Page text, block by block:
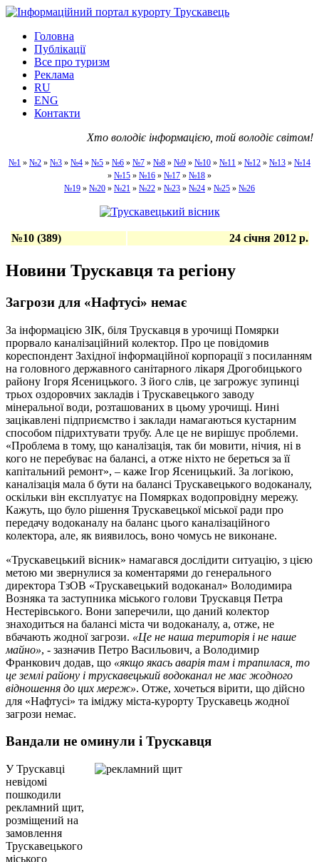
Головна
Публікації
Все про туризм
Реклама
RU
ENG
Контакти
Хто володіє інформацією, той володіє світом!
№1 » №2 » №3 » №4 » №5 » №6 » №7 » №8 » №9 » №10 » №11 » №12 » №13 » №14
» №15 » №16 » №17 » №18 »
№19 » №20 » №21 » №22 » №23 » №24 » №25 » №26
№10 (389) 24 січня 2012 р.
Новини Трускавця та регіону
Загрози для «Нафтусі» немає
За інформацією ЗІК, біля Трускавця в урочищі Помярки
прорвало каналізаційний колектор. Про це повідомив
кореспондент Західної інформаційної корпорації з посиланням
на головного державного санітарного лікаря Дрогобицького
району Ігоря Ясеницького. З його слів, це загрожує зупинці
трьох оздоровчих закладів і Трускавецького заводу
мінеральної води, розташованих в цьому урочищі. Нині
зацікавлені підприємство і заклади намагаються кустарним
способом підрихтувати трубу. Але це не вирішує проблеми.
«Проблема в тому, що каналізація, так би мовити, нічия, ні в
кого не перебуває на балансі, а отже ніхто не береться за її
капітальний ремонт», – каже Ігор Ясеницький. За логікою,
каналізація мала б бути на балансі Трускавецького водоканалу,
оскільки він експлуатує на Помярках водопровідну мережу.
Кажуть, що було рішення Трускавецької міської ради про
передачу водоканалу на баланс цього каналізаційного
колектора, але, як виявилось, воно чомусь не виконане.
«Трускавецький вісник» намагався дослідити ситуацію, з цією
метою ми звернулися за коментарями до генерального
директора ТзОВ «Трускавецький водоканал» Володимира
Возняка та заступника міського голови Трускавця Петра
Нестерівського. Вони заперечили, що даний колектор
знаходиться на балансі міста чи водоканалу, а, отже, не
вбачають жодної загрози. «Це не наша територія і не наше
майно», - зазначив Петро Васильович, а Володимир
Франкович додав, що «якщо якась аварія там і трапилася, то
це землі району і трускавецький водоканал не має жодного
відношення до цих мереж». Отже, хочеться вірити, що дійсно
для «Нафтусі» та іміджу міста-курорту Трускавець жодної
загрози немає.
Вандали не оминули і Трускавця
У Трускавці
невідомі
пошкодили
рекламний щит,
розміщений на
замовлення
Трускавецького
міського